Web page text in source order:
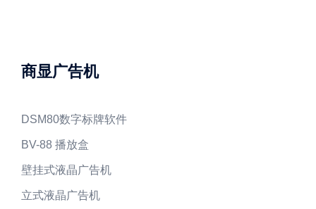
商显广告机
DSM80数字标牌软件
BV-88 播放盒
壁挂式液晶广告机
立式液晶广告机